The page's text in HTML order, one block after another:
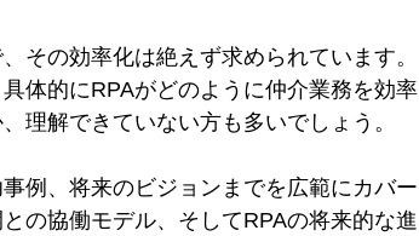
その効率化は絶えず求められています。
体的にRPAがどのように仲介業務を効率
理解できていない方も多いでしょう。
例、将来のビジョンまでを広範にカバー
の協働モデル、そしてRPAの将来的な進